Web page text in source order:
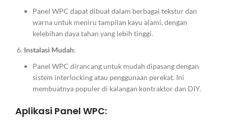
Panel WPC dapat dibuat dalam berbagai tekstur dan
warna untuk meniru tampilan kayu alami, dengan
kelebihan daya tahan yang lebih tinggi.
Instalasi Mudah:
Panel WPC dirancang untuk mudah dipasang dengan
sistem interlocking atau penggunaan perekat. Ini
membuatnya populer di kalangan kontraktor dan DIY.
Aplikasi Panel WPC: